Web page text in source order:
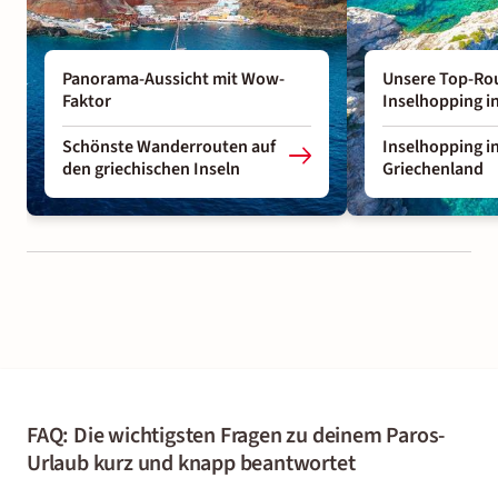
Panorama-Aussicht mit Wow-
Faktor
Schönste Wanderrouten auf
den griechischen Inseln
Unsere Top-
Inselhopping
Inselhopping
Griechenland
FAQ: Die wichtigsten Fragen zu deinem Paros-
Urlaub kurz und knapp beantwortet